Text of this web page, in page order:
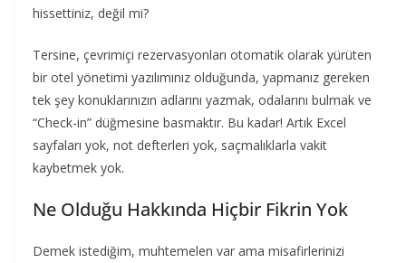
hissettiniz, değil mi?
Tersine, çevrimiçi rezervasyonları otomatik olarak yürüten
bir otel yönetimi yazılımınız olduğunda, yapmanız gereken
tek şey konuklarınızın adlarını yazmak, odalarını bulmak ve
“Check-in” düğmesine basmaktır. Bu kadar! Artık Excel
sayfaları yok, not defterleri yok, saçmalıklarla vakit
kaybetmek yok.
Ne Olduğu Hakkında Hiçbir Fikrin Yok
Demek istediğim, muhtemelen var ama misafirlerinizi